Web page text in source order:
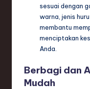
sesuai dengan
warna, jenis
membantu
menciptakan
Anda.
Berbagi dan
Mudah